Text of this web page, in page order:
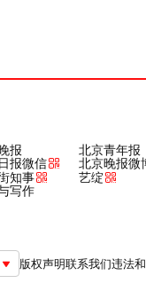
报 北京青年报
报微信 北京晚报微
知事 艺绽
写作
版权声明联系我们违法